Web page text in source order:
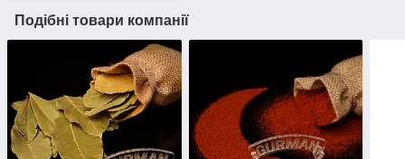
Подібні товари компанії